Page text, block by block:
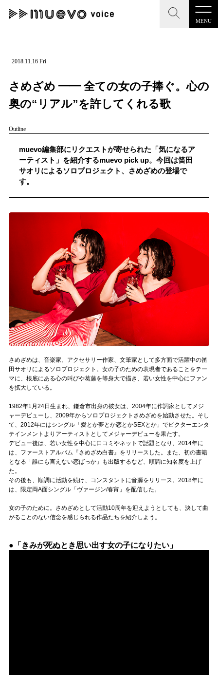
MENU
CLOSE
記事を検索する
人気ワード
#男性SSW #ポップス #女性SSW #ロック
#男性シンガー #HR/HM #女性シンガー
CLOSE
"読者の声を形にする”音楽特化メディア
MENU
記事一覧
プレスリリース一覧
muevoクラウドファンディング
muevoコミュニティ
ぶいクラ！by muevo
ぶいコミュ！by muevo
ぶいマガ！ by muevo
Follow us
Official SNS
2018.11.16 Fri
さめざめ ━━ 全ての女の子捧ぐ。心の
奥の“リアル”を許してくれる歌
Outline
muevo編集部にリクエストが寄せられた「気になるア
ーティスト」を紹介するmuevo pick up。今回は笛田
サオリによるソロプロジェクト、さめざめの登場で
す。
さめざめは、音楽家、アクセサリー作家、文筆家として多方面で活躍中の笛
田サオリによるソロプロジェクト。女の子のための表現者であることをテー
マに、根底にある心の叫びや葛藤を等身大で描き、若い女性を中心にファン
を拡大している。
1982年1月24日生まれ、鎌倉市出身の彼女は、2004年に作詞家としてメジ
ャーデビューし、2009年からソロプロジェクトさめざめを始動させた。そし
て、2012年にはシングル「愛とか夢とか恋とかSEXとか」でビクターエンタ
テインメントよりアーティストとしてメジャーデビューを果たす。
デビュー後は、若い女性を中心に口コミやネットで話題となり、2014年に
は、ファーストアルバム『さめざめ白書』をリリースした。また、初の書籍
となる「誰にも言えない恋ばっか」も出版するなど、順調に知名度を上げ
た。
その後も、順調に活動を続け、コンスタントに音源をリリース。2018年に
は、限定両A面シングル「ヴァージン/春宵」を配信した。
女の子のために。さめざめとして活動10周年を迎えようとしても、決して曲
がることのない信念を感じられる作品たちを紹介しよう。
●「きみが死ぬとき思い出す女の子になりたい」